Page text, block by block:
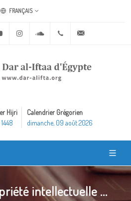
FRANÇAIS
Youtube Instagram Soundcloud+20 2 25970400
Hijri
Calendrier Grégorien
dimanche, 09 août 2026
intellectuelle ...